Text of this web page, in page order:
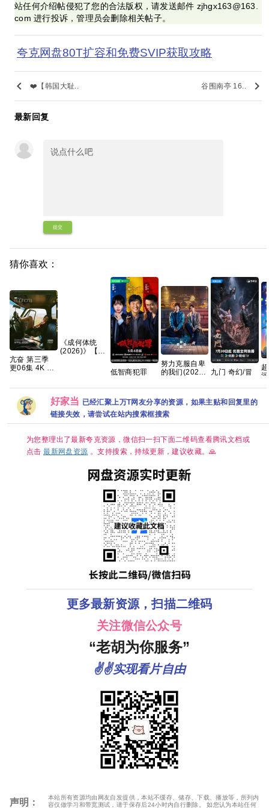
站任何介绍帖侵犯了您的合法版权，请发送邮件 zjhgx163@163.
com 进行投诉，管理员会删除相关帖子。
夸克网盘80T扩容和免费SVIP获取攻略
keyboard_arrow_left ❤️【韩国大耻.. 谷围南亭 16.. keyboard_arrow_right
最新回复
提交
猜你喜欢：
亢奋 第三季
更06集 4K 无
《成何体统
(2026)》【4K
【夸克/百度】
低智商犯罪
犯罪悬疑 王骁
田曦薇 王传君
已更最新 夸克
努力克服自卑
的我们(2026)
中字][1.5GB
集]
九门 奇幻/冒
DV HDR】
【附赠 老九门
2部全+番外全
好家当 已经汇聚上万T网友分享的资源，如果主贴和回复里的
链接失效，请尝试在站内搜索框搜索
为您整理出了最新夸克资源，微信扫一扫下面二维码查看腾讯文档或
点击最新网盘资源 。支持搜索，持续更新，建议收藏。🙏
更多最新资源，扫描二维码
关注微信公众号
“老胡为你服务”
✌✌实现看片自由
声明：
本站所有资源均由网友自发提供，本站不缓存、储存、下载、播放等，所列内
容仅做学习和带宽测试，请于保存后24小时内自行删除。 如您认为本站任何